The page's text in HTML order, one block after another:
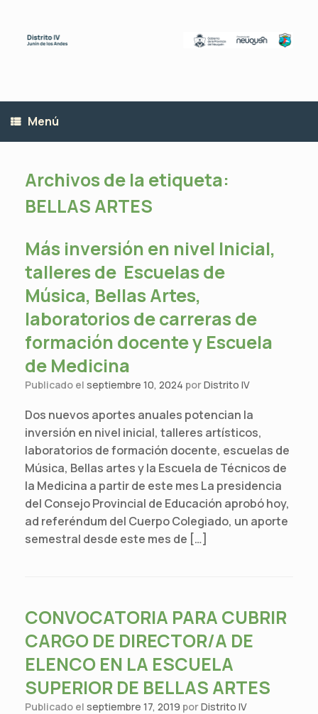
contenido
Menú
Archivos de la etiqueta:
BELLAS ARTES
Más inversión en nivel Inicial,
talleres de Escuelas de
Música, Bellas Artes,
laboratorios de carreras de
formación docente y Escuela
de Medicina
Publicado el septiembre 10, 2024 porDistrito IV
Dos nuevos aportes anuales potencian la
inversión en nivel inicial, talleres artísticos,
laboratorios de formación docente, escuelas de
Música, Bellas artes y la Escuela de Técnicos de
la Medicina a partir de este mes La presidencia
del Consejo Provincial de Educación aprobó hoy,
ad referéndum del Cuerpo Colegiado, un aporte
semestral desde este mes de […]
CONVOCATORIA PARA CUBRIR
CARGO DE DIRECTOR/A DE
ELENCO EN LA ESCUELA
SUPERIOR DE BELLAS ARTES
Publicado el septiembre 17, 2019 porDistrito IV